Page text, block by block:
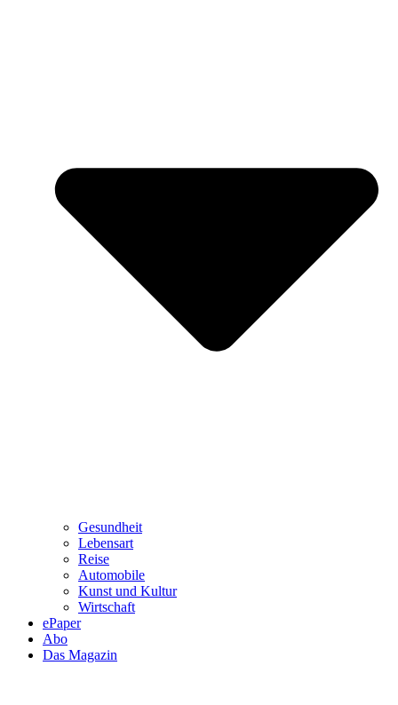
Gesundheit
Lebensart
Reise
Automobile
Kunst und Kultur
Wirtschaft
ePaper
Abo
Das Magazin